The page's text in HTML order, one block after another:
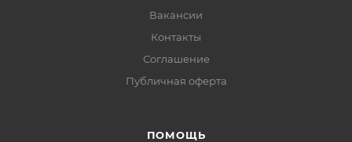
Вакансии
Контакты
Соглашение
Публичная оферта
ПОМОЩЬ